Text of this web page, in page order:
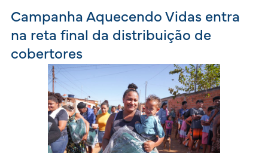
Campanha Aquecendo Vidas entra
na reta final da distribuição de
cobertores